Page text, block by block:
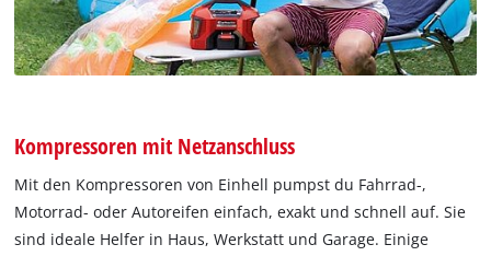
Kompressoren mit Netzanschluss
Mit den Kompressoren von Einhell pumpst du Fahrrad-,
Motorrad- oder Autoreifen einfach, exakt und schnell auf. Sie
sind ideale Helfer in Haus, Werkstatt und Garage. Einige